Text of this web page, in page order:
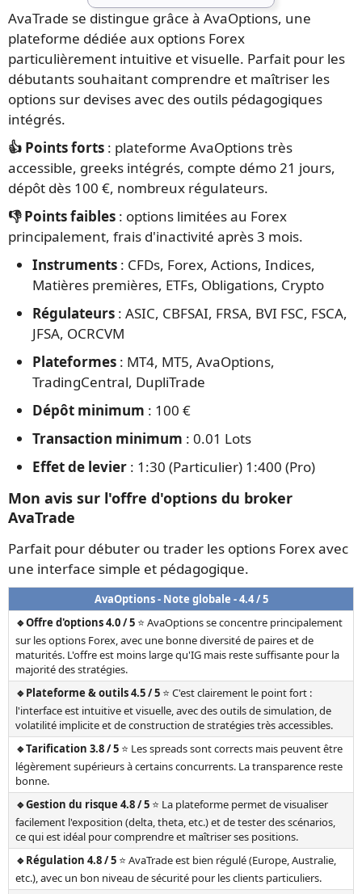
AvaTrade se distingue grâce à AvaOptions, une
plateforme dédiée aux options Forex
particulièrement intuitive et visuelle. Parfait pour les
débutants souhaitant comprendre et maîtriser les
options sur devises avec des outils pédagogiques
intégrés.
👍 Points forts : plateforme AvaOptions très
accessible, greeks intégrés, compte démo 21 jours,
dépôt dès 100 €, nombreux régulateurs.
👎 Points faibles : options limitées au Forex
principalement, frais d'inactivité après 3 mois.
Instruments : CFDs, Forex, Actions, Indices,
Matières premières, ETFs, Obligations, Crypto
Régulateurs : ASIC, CBFSAI, FRSA, BVI FSC, FSCA,
JFSA, OCRCVM
Plateformes : MT4, MT5, AvaOptions,
TradingCentral, DupliTrade
Dépôt minimum : 100 €
Transaction minimum : 0.01 Lots
Effet de levier : 1:30 (Particulier) 1:400 (Pro)
Mon avis sur l'offre d'options du broker
AvaTrade
Parfait pour débuter ou trader les options Forex avec
une interface simple et pédagogique.
AvaOptions - Note globale - 4.4 / 5
🔹Offre d'options 4.0 / 5 ⭐ AvaOptions se concentre principalement
sur les options Forex, avec une bonne diversité de paires et de
maturités. L'offre est moins large qu'IG mais reste suffisante pour la
majorité des stratégies.
🔹Plateforme & outils 4.5 / 5 ⭐ C'est clairement le point fort :
l'interface est intuitive et visuelle, avec des outils de simulation, de
volatilité implicite et de construction de stratégies très accessibles.
🔹Tarification 3.8 / 5 ⭐ Les spreads sont corrects mais peuvent être
légèrement supérieurs à certains concurrents. La transparence reste
bonne.
🔹Gestion du risque 4.8 / 5 ⭐ La plateforme permet de visualiser
facilement l'exposition (delta, theta, etc.) et de tester des scénarios,
ce qui est idéal pour comprendre et maîtriser ses positions.
🔹Régulation 4.8 / 5 ⭐ AvaTrade est bien régulé (Europe, Australie,
etc.), avec un bon niveau de sécurité pour les clients particuliers.